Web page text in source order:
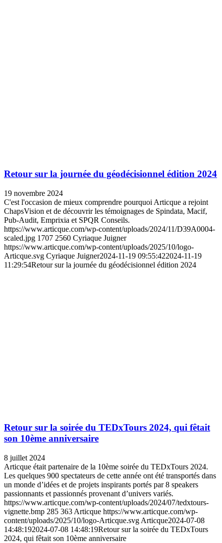
Retour sur la journée du géodécisionnel édition 2024
19 novembre 2024
C'est l'occasion de mieux comprendre pourquoi Articque a rejoint
ChapsVision et de découvrir les témoignages de Spindata, Macif,
Pub-Audit, Emprixia et SPQR Conseils.
https://www.articque.com/wp-content/uploads/2024/11/D39A0004-
scaled.jpg 1707 2560 Cyriaque Juigner
https://www.articque.com/wp-content/uploads/2025/10/logo-
Articque.svg Cyriaque Juigner2024-11-19 09:55:422024-11-19
11:29:54Retour sur la journée du géodécisionnel édition 2024
Retour sur la soirée du TEDxTours 2024, qui fêtait
son 10ème anniversaire
8 juillet 2024
Articque était partenaire de la 10ème soirée du TEDxTours 2024.
Les quelques 900 spectateurs de cette année ont été transportés dans
un monde d’idées et de projets inspirants portés par 8 speakers
passionnants et passionnés provenant d’univers variés.
https://www.articque.com/wp-content/uploads/2024/07/tedxtours-
vignette.bmp 285 363 Articque https://www.articque.com/wp-
content/uploads/2025/10/logo-Articque.svg Articque2024-07-08
14:48:192024-07-08 14:48:19Retour sur la soirée du TEDxTours
2024, qui fêtait son 10ème anniversaire